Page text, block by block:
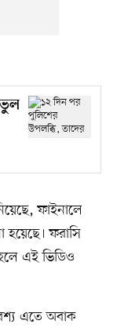
ভুল
ফাইনালে
হয়েছে। ফরাসি
এই ভিডিও
এতে অবাক